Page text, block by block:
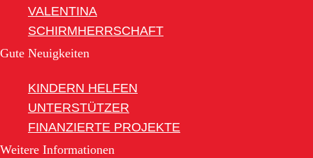
VALENTINA
SCHIRMHERRSCHAFT
Gute Neuigkeiten
KINDERN HELFEN
UNTERSTÜTZER
FINANZIERTE PROJEKTE
Weitere Informationen